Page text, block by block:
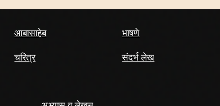
आबासाहेब
चरित्र
भाषणे
संदर्भ लेख